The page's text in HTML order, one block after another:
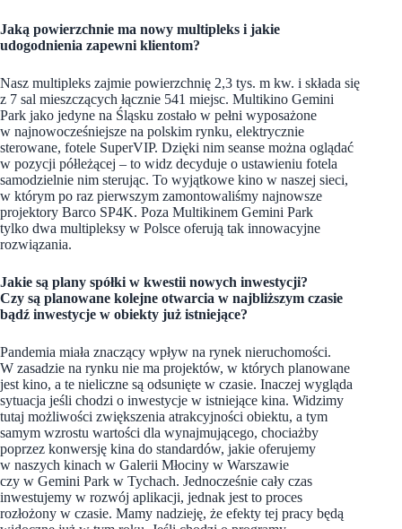
Jaką powierzchnie ma nowy multipleks i jakie
udogodnienia zapewni klientom?
Nasz multipleks zajmie powierzchnię 2,3 tys. m kw. i składa się
z 7 sal mieszczących łącznie 541 miejsc. Multikino Gemini
Park jako jedyne na Śląsku zostało w pełni wyposażone
w najnowocześniejsze na polskim rynku, elektrycznie
sterowane, fotele SuperVIP. Dzięki nim seanse można oglądać
w pozycji półleżącej – to widz decyduje o ustawieniu fotela
samodzielnie nim sterując. To wyjątkowe kino w naszej sieci,
w którym po raz pierwszym zamontowaliśmy najnowsze
projektory Barco SP4K. Poza Multikinem Gemini Park
tylko dwa multipleksy w Polsce oferują tak innowacyjne
rozwiązania.
Jakie są plany spółki w kwestii nowych inwestycji?
Czy są planowane kolejne otwarcia w najbliższym czasie
bądź inwestycje w obiekty już istniejące?
Pandemia miała znaczący wpływ na rynek nieruchomości.
W zasadzie na rynku nie ma projektów, w których planowane
jest kino, a te nieliczne są odsunięte w czasie. Inaczej wygląda
sytuacja jeśli chodzi o inwestycje w istniejące kina. Widzimy
tutaj możliwości zwiększenia atrakcyjności obiektu, a tym
samym wzrostu wartości dla wynajmującego, chociażby
poprzez konwersję kina do standardów, jakie oferujemy
w naszych kinach w Galerii Młociny w Warszawie
czy w Gemini Park w Tychach. Jednocześnie cały czas
inwestujemy w rozwój aplikacji, jednak jest to proces
rozłożony w czasie. Mamy nadzieję, że efekty tej pracy będą